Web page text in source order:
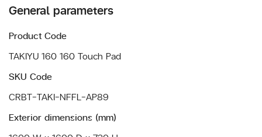
General parameters
Product Code
TAKIYU 160 160 Touch Pad
SKU Code
CRBT-TAKI-NFFL-AP89
Exterior dimensions (mm)